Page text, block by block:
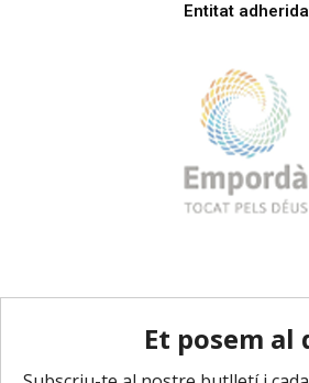
Entitat adherida